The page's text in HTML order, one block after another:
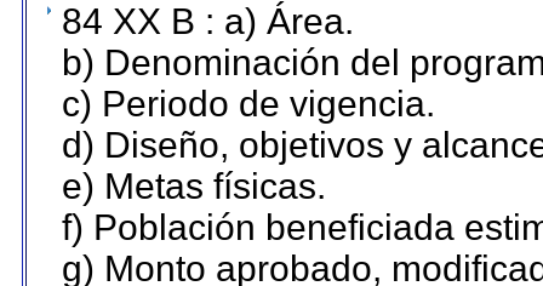
84 XX B : a) Área.
b) Denominación del
c) Periodo de vigencia.
d) Diseño, objetivos y
e) Metas físicas.
f) Población beneficiada
g) Monto aprobado,